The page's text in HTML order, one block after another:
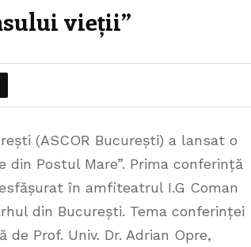
vieții”
(ASCOR București) a lansat o
Postul Mare”. Prima conferință
în amfiteatrul I.G Coman
din București. Tema conferinței
Prof. Univ. Dr. Adrian Opre,